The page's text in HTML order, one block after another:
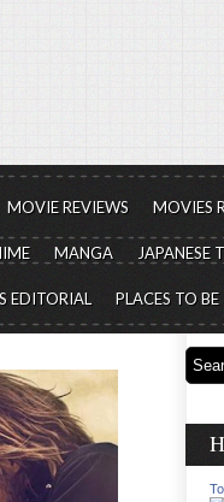
MOVIE REVIEWS MOVIES
MANGA JAPANESE
EDITORIAL PLACES TO BE